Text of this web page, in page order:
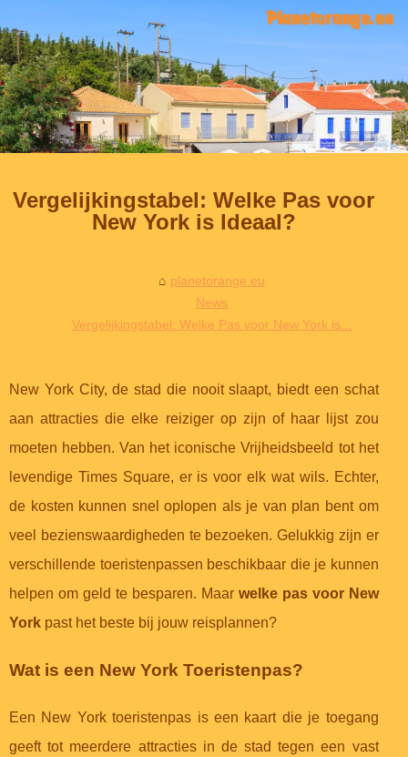
Vergelijkingstabel: Welke Pas voor
New York is Ideaal?
planetorange.eu
News
Vergelijkingstabel: Welke Pas voor New York is...
New York City, de stad die nooit slaapt, biedt een schat
aan attracties die elke reiziger op zijn of haar lijst zou
moeten hebben. Van het iconische Vrijheidsbeeld tot het
levendige Times Square, er is voor elk wat wils. Echter,
de kosten kunnen snel oplopen als je van plan bent om
veel bezienswaardigheden te bezoeken. Gelukkig zijn er
verschillende toeristenpassen beschikbaar die je kunnen
helpen om geld te besparen. Maar welke pas voor New
York past het beste bij jouw reisplannen?
Wat is een New York Toeristenpas?
Een New York toeristenpas is een kaart die je toegang
geeft tot meerdere attracties in de stad tegen een vast